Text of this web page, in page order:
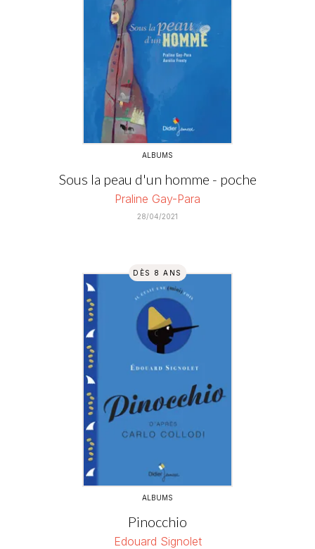
ALBUMS
Sous la peau d'un homme - poche
Praline Gay-Para
28/04/2021
DÈS 8 ANS
ALBUMS
Pinocchio
Edouard Signolet